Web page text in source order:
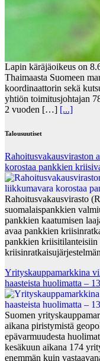
Lapin käräjäoikeus on
Thaimaasta Suomeen
koordinaattorin sekä
yhtiön toimitusjohtajan
2 vuoden […] [...]
Talousuutiset
Rahoitusvakausviraston
korostaa pankkien
Rahoitusvakausvirasto
suomalaispankkien
pankkien kaatumisen
avaa pankkien
pankkien kriisitilanteisiin
Yrityskauppamarkkina
haasteista huolimatta –
Suomen
aikana piristymistä
epävarmuudesta
kesäkuun aikana 174
enemmän kuin